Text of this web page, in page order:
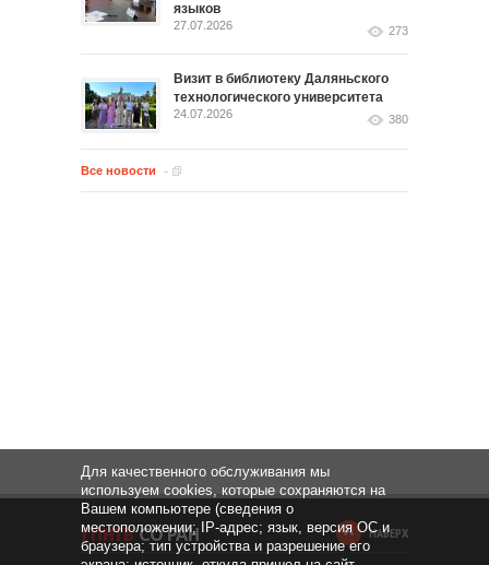
языков
27.07.2026 273
Визит в библиотеку Даляньского
технологического университета
24.07.2026 380
Все новости
НАВЕРХ
Для качественного обслуживания мы
используем cookies, которые сохраняются на
Вашем компьютере (сведения о
местоположении; IP-адрес; язык, версия ОС и
браузера; тип устройства и разрешение его